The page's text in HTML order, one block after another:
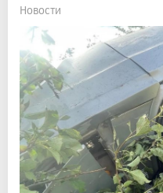
Новости